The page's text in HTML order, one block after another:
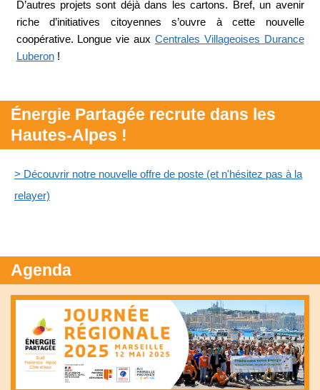
D’autres projets sont déjà dans les cartons. Bref, un avenir
riche d’initiatives citoyennes s’ouvre à cette nouvelle
coopérative. Longue vie aux Centrales Villageoises Durance
Luberon!
Énergie Partagée recrute dans les
Hautes-Alpes !
> Découvrir notre nouvelle offre de poste (et n'hésitez pas à la
relayer)
Agenda